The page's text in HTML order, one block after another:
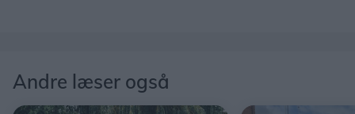
Andre læser også